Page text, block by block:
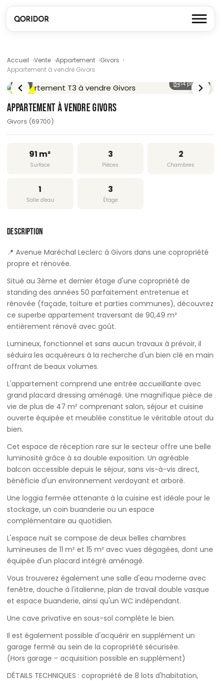
Accueil Vente Appartement
Givors
Appartement à vendre Givors
DPE D
/ 14 14 photos
APPARTEMENT À VENDRE GIVORS
Givors (69700)
91 m²
Surface
3
Pièces
2
Chambres
1
Salle d'eau
3
Étage
DESCRIPTION
📍 Avenue Maréchal Leclerc à Givors dans une copropriété
propre et rénovée.
Situé au 3ème et dernier étage d'une copropriété de
standing des années 50 parfaitement entretenue et
rénovée (façade, toiture et parties communes), découvrez
ce superbe appartement traversant de 90,49 m²
entièrement rénové avec goût.
Lumineux, fonctionnel et sans aucun travaux à prévoir, il
séduira les acquéreurs à la recherche d'un bien clé en main
offrant de beaux volumes.
L'appartement comprend une entrée accueillante avec
grand placard dressing aménagé. Une magnifique pièce de
vie de plus de 47 m² comprenant salon, séjour et cuisine
ouverte équipée et meublée constitue le véritable atout du
bien.
Cet espace de réception rare sur le secteur offre une belle
luminosité grâce à sa double exposition. Un agréable
balcon accessible depuis le séjour, sans vis-à-vis direct,
bénéficie d'un environnement verdoyant et arboré.
Une loggia fermée attenante à la cuisine est idéale pour le
stockage, un coin buanderie ou un espace
complémentaire au quotidien.
L'espace nuit se compose de deux belles chambres
lumineuses de 11 m² et 15 m² avec vues dégagées, dont une
équipée d'un placard intégré aménagé.
Vous trouverez également une salle d'eau moderne avec
fenêtre, douche à l'italienne, plan de travail double vasque
et espace buanderie, ainsi qu'un WC indépendant.
Une cave privative en sous-sol complète le bien.
Il est également possible d'acquérir en supplément un
garage fermé au sein de la copropriété sécurisée.
(Hors garage – acquisition possible en supplément)
DÉTAILS TECHNIQUES : copropriété de 8 lots d'habitation,